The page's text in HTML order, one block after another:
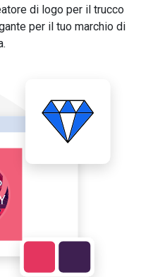
di logo per il trucco
per il tuo marchio di